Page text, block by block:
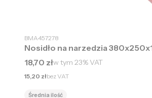
BMA457278
Nosidło na narzedzia
Cena brutto
18,70 złw tym 23%VAT
Cena netto
15,20 złbez VAT
Średnia ilość